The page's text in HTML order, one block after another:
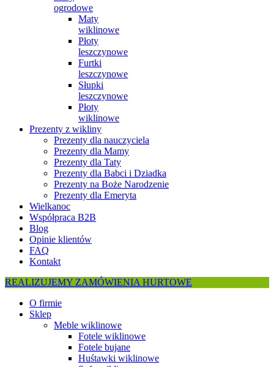
ogrodowe
Maty
wiklinowe
Płoty
leszczynowe
Furtki
leszczynowe
Słupki
leszczynowe
Płoty
wiklinowe
Prezenty z wikliny
Prezenty dla nauczyciela
Prezenty dla Mamy
Prezenty dla Taty
Prezenty dla Babci i Dziadka
Prezenty na Boże Narodzenie
Prezenty dla Emeryta
Wielkanoc
Współpraca B2B
Blog
Opinie klientów
FAQ
Kontakt
REALIZUJEMY ZAMÓWIENIA HURTOWE
O firmie
Sklep
Meble wiklinowe
Fotele wiklinowe
Fotele bujane
Huśtawki wiklinowe